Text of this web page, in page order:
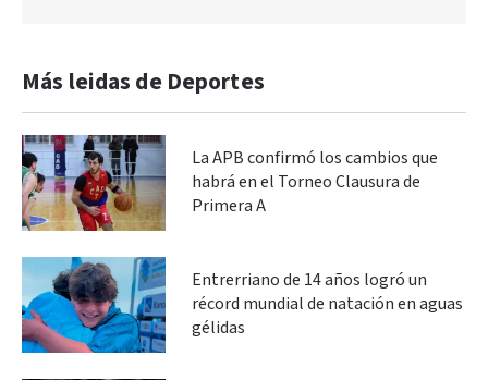
Más leidas de Deportes
La APB confirmó los cambios que
habrá en el Torneo Clausura de
Primera A
Entrerriano de 14 años logró un
récord mundial de natación en aguas
gélidas